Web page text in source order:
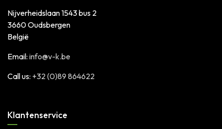
Nijverheidslaan 1543 bus 2
3660 Oudsbergen
België
Email: info@v-k.be
Call us: +32 (0)89 864622
Klantenservice